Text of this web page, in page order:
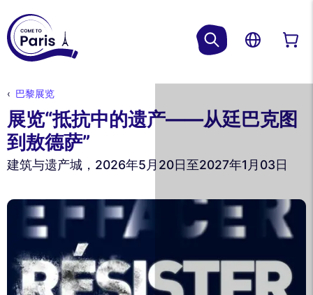
巴黎展览
展览“抵抗中的遗产——从廷巴克图
到敖德萨”
建筑与遗产城，2026年5月20日至2027年1月03日